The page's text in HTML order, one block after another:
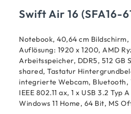
Swift Air 16 (SFA16-
Notebook, 40,64 cm
Auflösung: 1920 x 1200, AMD
Arbeitsspeicher, DDR5, 512
shared, Tastatur
integrierte Webcam, Bluetooth,
IEEE 802.11 ax, 1 x USB 3.2 Typ
Windows 11 Home, 64 Bit, MS